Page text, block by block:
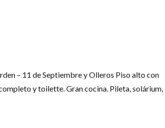
– 11 de Septiembre y Olleros Piso alto con
y toilette. Gran cocina. Pileta, solárium,